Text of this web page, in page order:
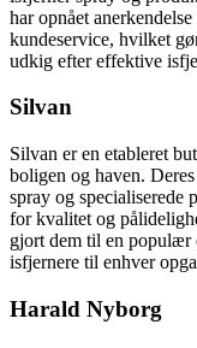
har opnået
kundeservice, hvilket
udkig efter effektive
Silvan
Silvan er en etableret
boligen og haven.
spray og specialiserede
for kvalitet og
gjort dem til en populær
isfjernere til enhver
Harald Nyborg